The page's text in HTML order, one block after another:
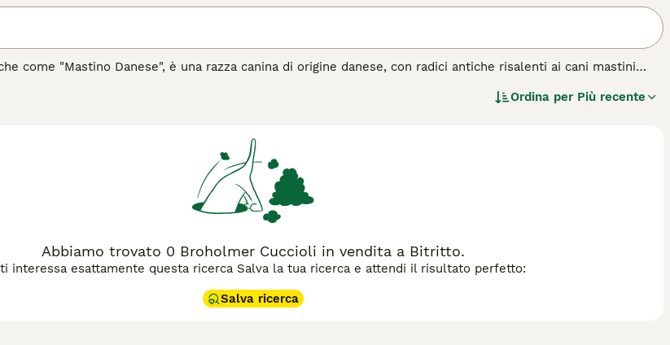
come "Mastino Danese", è una razza canina di origine danese, con radici antiche risalenti ai cani mastini
grande, con un'altezza che supera spesso i 75 cm per i maschi, e un peso che può arrivare fino a 70 kg. Il
il Broholmer è noto per la sua natura calma, gentile e molto leale verso la famiglia. È un eccellente
aggressivo, ideale per chi cerca un compagno protettivo ma affettuoso. Questa razza si adatta bene a
ci sia spazio sufficiente e una socializzazione adeguata fin dalla giovane età. Tra le parole chiave più
Italia troviamo "Broholmer cane", "Mastino Danese", "cane da guardia", "razza Broholmer" e "Broholmer
dedicare al Broholmer passeggiate quotidiane di media intensità e una formazione coerente e
la sua salute per prevenire displasia dell'anca e problemi cardiaci tipici delle razze grandi.
Ordina per Più recente
Abbiamo trovato 0 Broholmer Cuccioli in vendita a Bitritto.
interessa esattamente questa ricerca Salva la tua ricerca e attendi il risultato perfetto:
Salva ricerca